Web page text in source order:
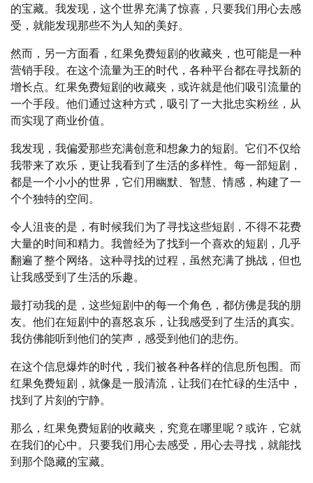
的宝藏。我发现，这个世界充满了惊喜，只要我们用心去感
受，就能发现那些不为人知的美好。
然而，另一方面看，红果免费短剧的收藏夹，也可能是一种
营销手段。在这个流量为王的时代，各种平台都在寻找新的
增长点。红果免费短剧的收藏夹，或许就是他们吸引流量的
一个手段。他们通过这种方式，吸引了一大批忠实粉丝，从
而实现了商业价值。
我发现，我偏爱那些充满创意和想象力的短剧。它们不仅给
我带来了欢乐，更让我看到了生活的多样性。每一部短剧，
都是一个小小的世界，它们用幽默、智慧、情感，构建了一
个个独特的空间。
令人沮丧的是，有时候我们为了寻找这些短剧，不得不花费
大量的时间和精力。我曾经为了找到一个喜欢的短剧，几乎
翻遍了整个网络。这种寻找的过程，虽然充满了挑战，但也
让我感受到了生活的乐趣。
最打动我的是，这些短剧中的每一个角色，都仿佛是我的朋
友。他们在短剧中的喜怒哀乐，让我感受到了生活的真实。
我仿佛能听到他们的笑声，感受到他们的悲伤。
在这个信息爆炸的时代，我们被各种各样的信息所包围。而
红果免费短剧，就像是一股清流，让我们在忙碌的生活中，
找到了片刻的宁静。
那么，红果免费短剧的收藏夹，究竟在哪里呢？或许，它就
在我们的心中。只要我们用心去感受，用心去寻找，就能找
到那个隐藏的宝藏。